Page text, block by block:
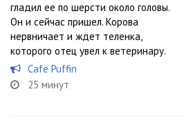
гладил ее по шерсти около головы.
Он и сейчас пришел. Корова
нервничает и ждет теленка,
которого отец увел к ветеринару.
Cafe Puffin
25 минут